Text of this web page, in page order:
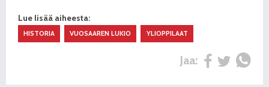
Lue lisää aiheesta:
HISTORIA VUOSAAREN LUKIO YLIOPPILAAT
Jaa: